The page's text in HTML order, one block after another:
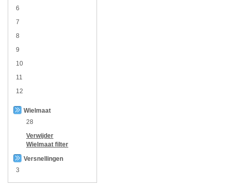
6
7
8
9
10
11
12
Wielmaat
28
Verwijder
Wielmaat filter
Versnellingen
3